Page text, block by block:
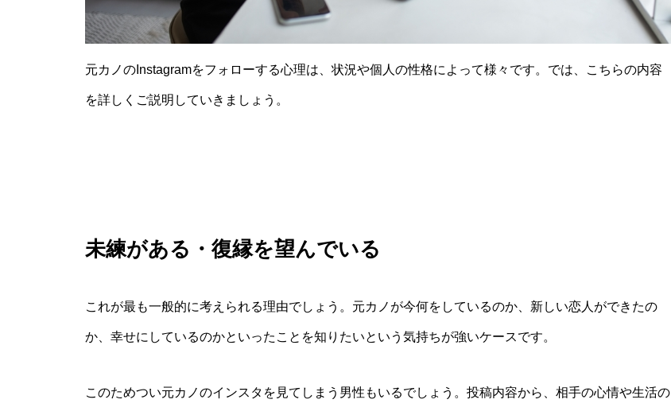
元カノのInstagramをフォローする心理は、状況や個人の性格によって様々です。では、こちらの内容
を詳しくご説明していきましょう。
未練がある・復縁を望んでいる
これが最も一般的に考えられる理由でしょう。元カノが今何をしているのか、新しい恋人ができたの
か、幸せにしているのかといったことを知りたいという気持ちが強いケースです。
このためつい元カノのインスタを見てしまう男性もいるでしょう。投稿内容から、相手の心情や生活の